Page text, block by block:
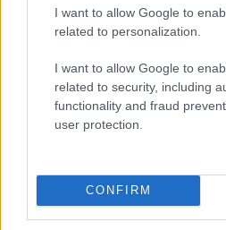
I want to allow Google to
related to personalization.
I want to allow Google to
related to security, including
functionality and fraud
user protection.
CONFIRM
słoweńskimi krajobrazami, co
tekstach. Prowadzi także kanał
gdzie w swobodnym stylu
NOWOŚCI I PREMIERY